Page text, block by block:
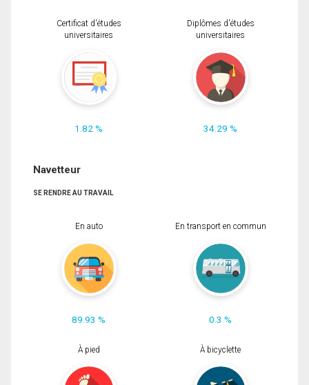
Certificat d'études
universitaires
1.82 %
Diplômes d'études
universitaires
34.29 %
Navetteur
SE RENDRE AU TRAVAIL
En auto
89.93 %
En transport en commun
0.3 %
À pied À bicyclette